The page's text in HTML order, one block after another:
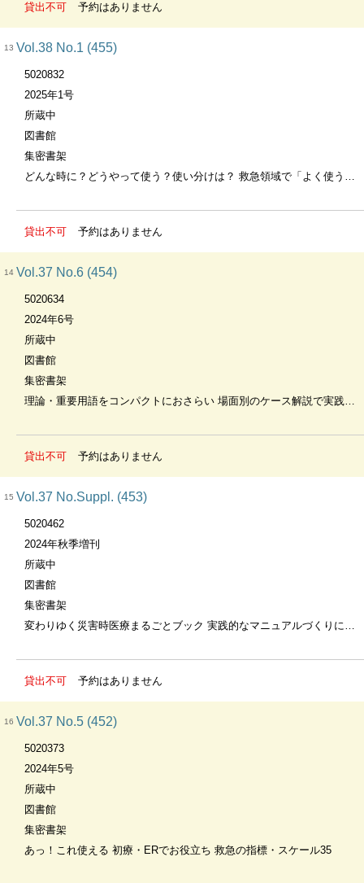
貸出不可 予約はありません
13 Vol.38 No.1 (455)
5020832
2025年1号
所蔵中
図書館
集密書架
どんな時に？どうやって使う？使い分けは？ 救急領域で「よく使う薬剤」「よく出逢う薬剤」をスッキリ整理
貸出不可 予約はありません
14 Vol.37 No.6 (454)
5020634
2024年6号
所蔵中
図書館
集密書架
理論・重要用語をコンパクトにおさらい 場面別のケース解説で実践での対応がわかる 救急外来・ERの患者・家族への心理的ケア
貸出不可 予約はありません
15 Vol.37 No.Suppl. (453)
5020462
2024年秋季増刊
所蔵中
図書館
集密書架
変わりゆく災害時医療まるごとブック 実践的なマニュアルづくりに活かす×南海トラフ地震にも備える
貸出不可 予約はありません
16 Vol.37 No.5 (452)
5020373
2024年5号
所蔵中
図書館
集密書架
あっ！これ使える 初療・ERでお役立ち 救急の指標・スケール35